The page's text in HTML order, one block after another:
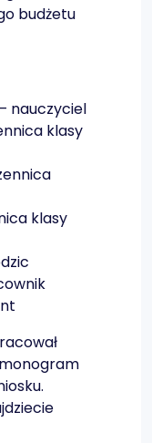
budżetu
nauczyciel
klasy
klasy